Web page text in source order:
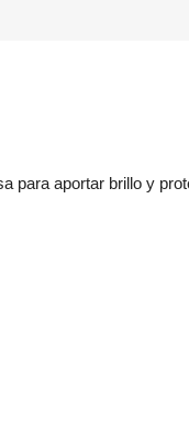
para aportar brillo y